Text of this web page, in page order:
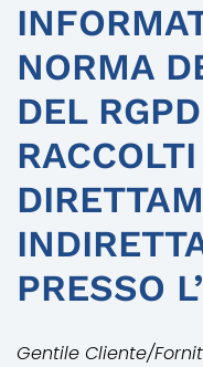
NORMA
DEL
RACCOLTI
PRESSO
Gentile Cliente/